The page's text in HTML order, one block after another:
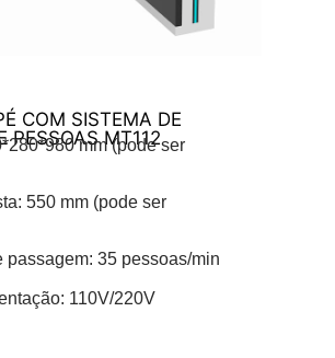
COM SISTEMA DE
PESSOAS MT112
mm (pode ser
550 mm (pode ser
passagem: 35 pessoas/min
110V/220V